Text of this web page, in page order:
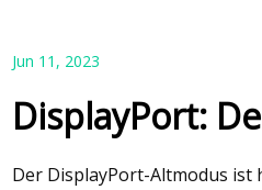
Jun 11, 2023
DisplayPort:
Der DisplayPort-Altmodus